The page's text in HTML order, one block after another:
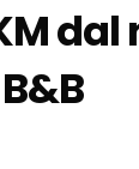
dal
B&B